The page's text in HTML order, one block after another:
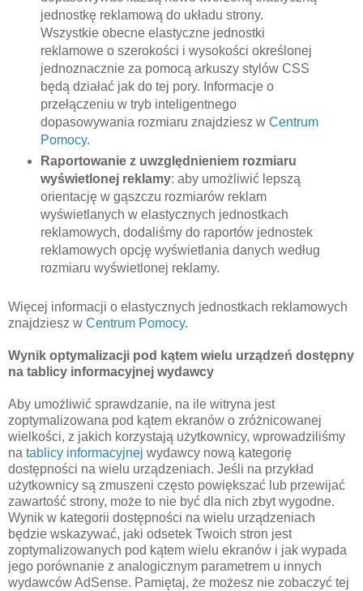
jednostkę reklamową do układu strony.
Wszystkie obecne elastyczne jednostki
reklamowe o szerokości i wysokości określonej
jednoznacznie za pomocą arkuszy stylów CSS
będą działać jak do tej pory. Informacje o
przełączeniu w tryb inteligentnego
dopasowywania rozmiaru znajdziesz w Centrum
Pomocy.
Raportowanie z uwzględnieniem rozmiaru
wyświetlonej reklamy: aby umożliwić lepszą
orientację w gąszczu rozmiarów reklam
wyświetlanych w elastycznych jednostkach
reklamowych, dodaliśmy do raportów jednostek
reklamowych opcję wyświetlania danych według
rozmiaru wyświetlonej reklamy.
Więcej informacji o elastycznych jednostkach reklamowych
znajdziesz w Centrum Pomocy.
Wynik optymalizacji pod kątem wielu urządzeń dostępny
na tablicy informacyjnej wydawcy
Aby umożliwić sprawdzanie, na ile witryna jest
zoptymalizowana pod kątem ekranów o zróżnicowanej
wielkości, z jakich korzystają użytkownicy, wprowadziliśmy
na tablicy informacyjnej wydawcy nową kategorię
dostępności na wielu urządzeniach. Jeśli na przykład
użytkownicy są zmuszeni często powiększać lub przewijać
zawartość strony, może to nie być dla nich zbyt wygodne.
Wynik w kategorii dostępności na wielu urządzeniach
będzie wskazywać, jaki odsetek Twoich stron jest
zoptymalizowanych pod kątem wielu ekranów i jak wypada
jego porównanie z analogicznym parametrem u innych
wydawców AdSense. Pamiętaj, że możesz nie zobaczyć tej